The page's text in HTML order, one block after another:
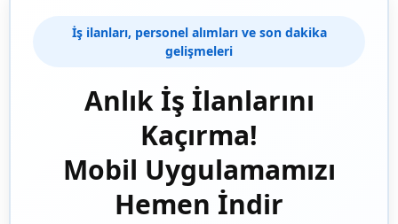
İş ilanları, personel alımları ve son dakika
gelişmeleri
Anlık İş İlanlarını
Kaçırma!
Mobil Uygulamamızı
Hemen İndir